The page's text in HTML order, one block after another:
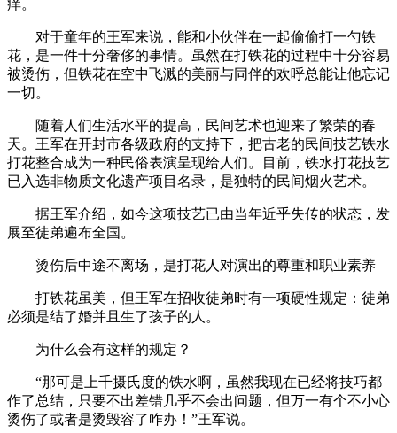
痒。
对于童年的王军来说，能和小伙伴在一起偷偷打一勺铁
花，是一件十分奢侈的事情。虽然在打铁花的过程中十分容易
被烫伤，但铁花在空中飞溅的美丽与同伴的欢呼总能让他忘记
一切。
随着人们生活水平的提高，民间艺术也迎来了繁荣的春
天。王军在开封市各级政府的支持下，把古老的民间技艺铁水
打花整合成为一种民俗表演呈现给人们。目前，铁水打花技艺
已入选非物质文化遗产项目名录，是独特的民间烟火艺术。
据王军介绍，如今这项技艺已由当年近乎失传的状态，发
展至徒弟遍布全国。
烫伤后中途不离场，是打花人对演出的尊重和职业素养
打铁花虽美，但王军在招收徒弟时有一项硬性规定：徒弟
必须是结了婚并且生了孩子的人。
为什么会有这样的规定？
“那可是上千摄氏度的铁水啊，虽然我现在已经将技巧都
作了总结，只要不出差错几乎不会出问题，但万一有个不小心
烫伤了或者是烫毁容了咋办！”王军说。